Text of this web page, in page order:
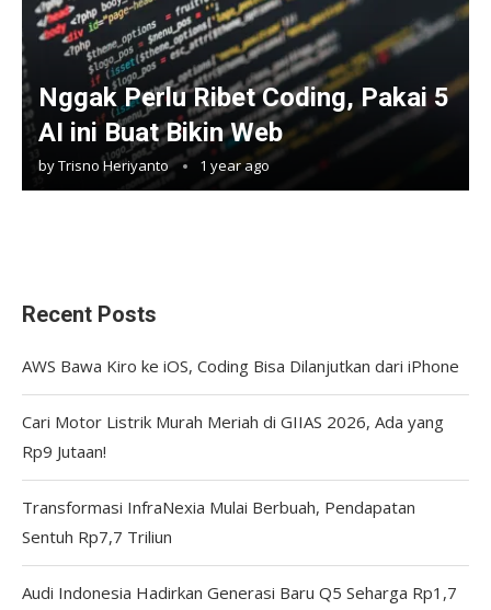
Nggak Perlu Ribet Coding, Pakai 5
AI ini Buat Bikin Web
byTrisno Heriyanto 1 year ago
Recent Posts
AWS Bawa Kiro ke iOS, Coding Bisa Dilanjutkan dari iPhone
Cari Motor Listrik Murah Meriah di GIIAS 2026, Ada yang
Rp9 Jutaan!
Transformasi InfraNexia Mulai Berbuah, Pendapatan
Sentuh Rp7,7 Triliun
Audi Indonesia Hadirkan Generasi Baru Q5 Seharga Rp1,7